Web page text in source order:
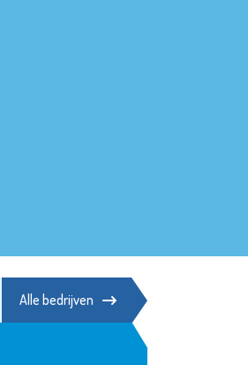
Alle bedrijven